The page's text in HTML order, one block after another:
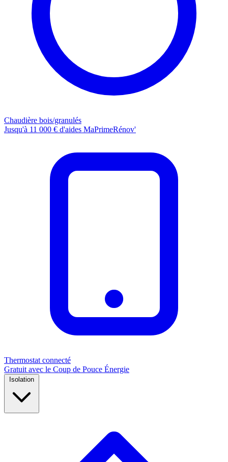
Chaudière bois/granulés
Jusqu'à 11 000 € d'aides MaPrimeRénov'
Thermostat connecté
Gratuit avec le Coup de Pouce Énergie